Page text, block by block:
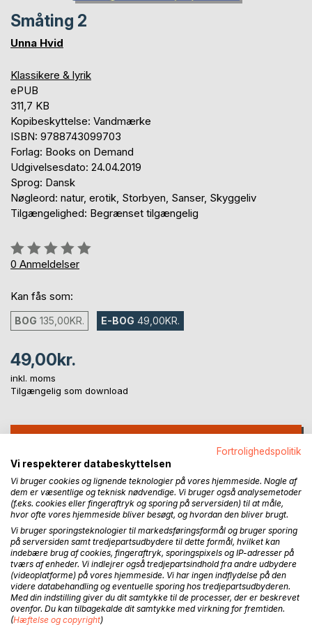
Småting 2
Unna Hvid
Klassikere & lyrik
ePUB
311,7 KB
Kopibeskyttelse: Vandmærke
ISBN: 9788743099703
Forlag: Books on Demand
Udgivelsesdato: 24.04.2019
Sprog: Dansk
Nøgleord: natur, erotik, Storbyen, Sanser, Skyggeliv
Tilgængelighed: Begrænset tilgængelig
Anmeldelse::
0%
0 Anmeldelser
Kan fås som:
BOG 135,00KR. E-BOG 49,00KR.
49,00kr.
inkl. moms
Tilgængelig som download
Føj til ønskeliste
Anmeld titel
BESKRIVELSE
Fortrolighedspolitik
Vi respekterer databeskyttelsen
Vi bruger cookies og lignende teknologier på vores hjemmeside. Nogle af
dem er væsentlige og teknisk nødvendige. Vi bruger også analysemetoder
(f.eks. cookies eller fingeraftryk og sporing på serversiden) til at måle,
hvor ofte vores hjemmeside bliver besøgt, og hvordan den bliver brugt.
Vi bruger sporingsteknologier til markedsføringsformål og bruger sporing
på serversiden samt tredjepartsudbydere til dette formål, hvilket kan
indebære brug af cookies, fingeraftryk, sporingspixels og IP-adresser på
tværs af enheder. Vi indlejrer også tredjepartsindhold fra andre udbydere
(videoplatforme) på vores hjemmeside. Vi har ingen indflydelse på den
videre databehandling og eventuelle sporing hos tredjepartsudbyderen.
Med din indstilling giver du dit samtykke til de processer, der er beskrevet
ovenfor. Du kan tilbagekalde dit samtykke med virkning for fremtiden.
(Hæftelse og copyright)